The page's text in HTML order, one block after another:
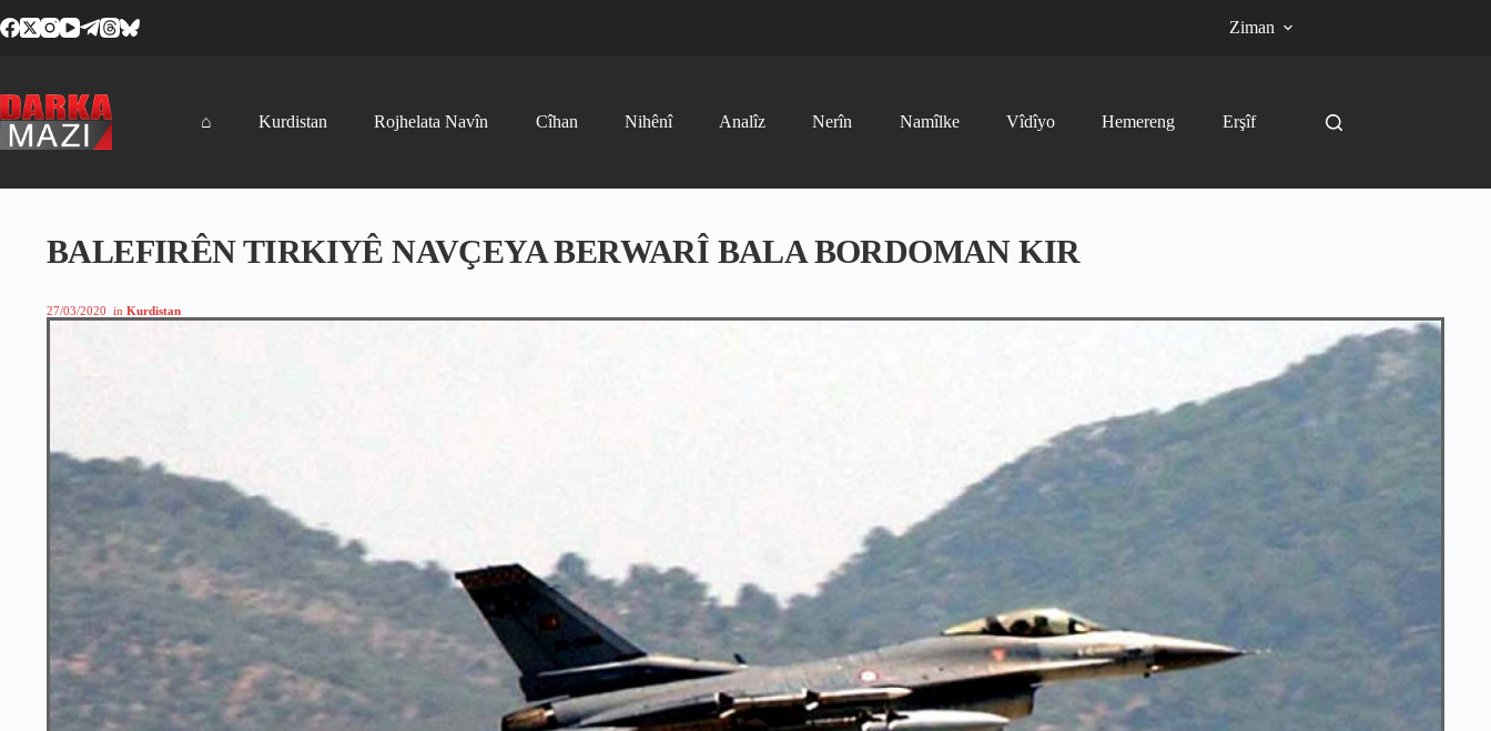
to
Ziman
⌂ Kurdistan Rojhelata Navîn Cîhan Nihênî Analîz Nerîn Namîlke Vîdîyo Hemereng Erşîf
BALEFIRÊN TIRKIYÊ NAVÇEYA BERWARÎ BALA BORDOMAN KIR
27/03/2020 in Kurdistan